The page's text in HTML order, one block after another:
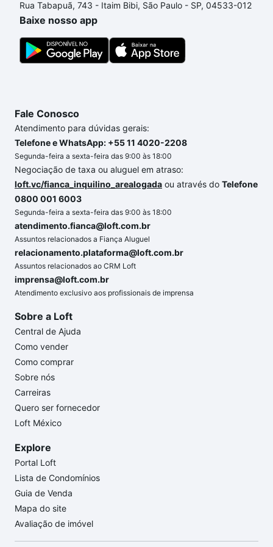
um apartamento
e conte com a gente para comprar
o imóvel dos seus sonhos com segurança e
conforto. Loft, com você até as chaves.
Rua Tabapuã, 743 - Itaim Bibi, São Paulo - SP, 04533-012
Baixe nosso app
Fale Conosco
Atendimento para dúvidas gerais:
Telefone e WhatsApp: +55 11 4020-2208
Segunda-feira a sexta-feira das 9:00 às 18:00
Negociação de taxa ou aluguel em atraso:
loft.vc/fianca_inquilino_arealogada ou através do Telefone
0800 001 6003
Segunda-feira a sexta-feira das 9:00 às 18:00
atendimento.fianca@loft.com.br
Assuntos relacionados a Fiança Aluguel
relacionamento.plataforma@loft.com.br
Assuntos relacionados ao CRM Loft
imprensa@loft.com.br
Atendimento exclusivo aos profissionais de imprensa
Sobre a Loft
Central de Ajuda
Como vender
Como comprar
Sobre nós
Carreiras
Quero ser fornecedor
Loft México
Explore
Portal Loft
Lista de Condomínios
Guia de Venda
Mapa do site
Avaliação de imóvel